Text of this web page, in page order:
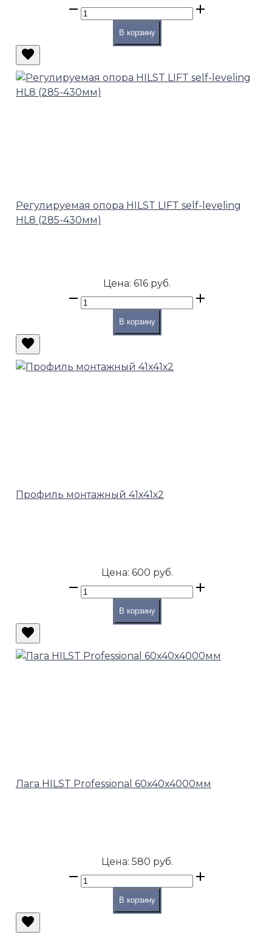
В корзину
Регулируемая опора HILST LIFT self-leveling
HL8 (285-430мм)
Цена: 616 руб.
В корзину
Профиль монтажный 41х41х2
Цена: 600 руб.
В корзину
Лага HILST Professional 60х40х4000мм
Цена: 580 руб.
В корзину